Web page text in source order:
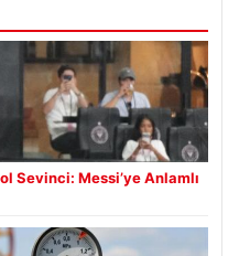
Sevinci: Messi’ye Anlamlı